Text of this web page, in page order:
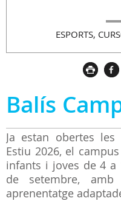
ESPORTS,
Balís
Ja estan obertes
Estiu 2026, el
infants i joves de 4 a
de setembre,
aprenentatge